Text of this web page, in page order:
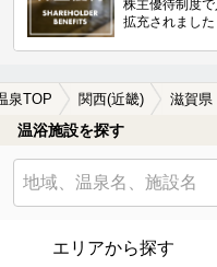
株主優待制度
拡充されました
泉TOP 関西(近畿) 滋賀県
温浴施設を探す
エリアから探す